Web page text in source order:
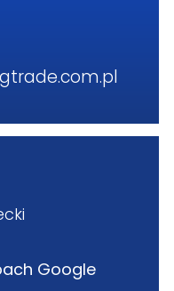
Google